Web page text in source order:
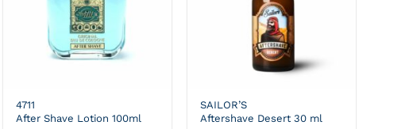
4711
After Shave Lotion 100ml
SAILOR’S
Aftershave Desert 30 ml